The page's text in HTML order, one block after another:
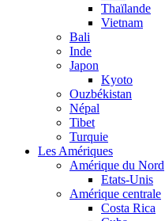
Thaïlande
Vietnam
Bali
Inde
Japon
Kyoto
Ouzbékistan
Népal
Tibet
Turquie
Les Amériques
Amérique du Nord
Etats-Unis
Amérique centrale
Costa Rica